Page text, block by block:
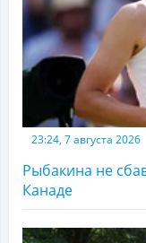
23:24, 7 августа 2026
Рыбакина не
Канаде